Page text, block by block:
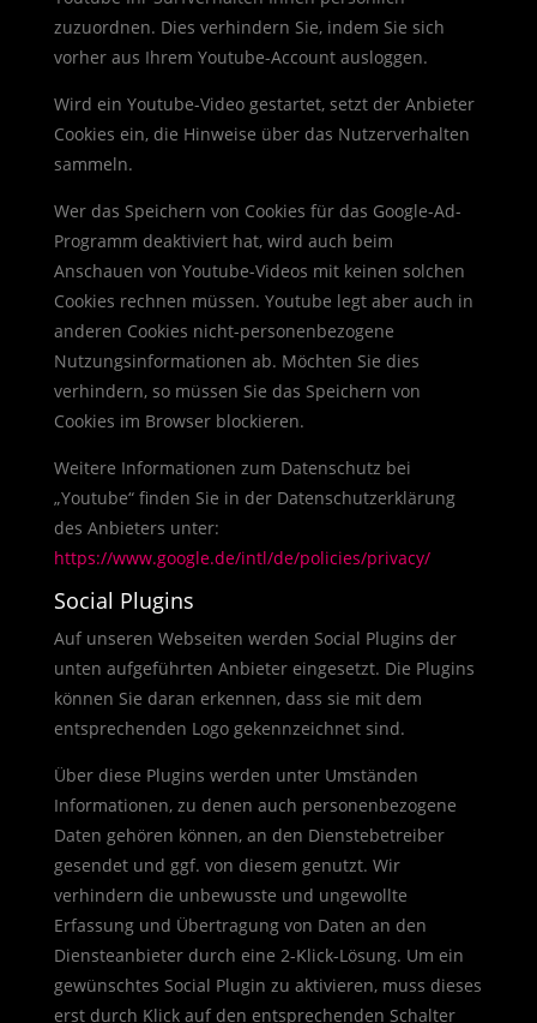
zuzuordnen. Dies verhindern Sie, indem Sie sich
vorher aus Ihrem Youtube-Account ausloggen.
Wird ein Youtube-Video gestartet, setzt der Anbieter
Cookies ein, die Hinweise über das Nutzerverhalten
sammeln.
Wer das Speichern von Cookies für das Google-Ad-
Programm deaktiviert hat, wird auch beim
Anschauen von Youtube-Videos mit keinen solchen
Cookies rechnen müssen. Youtube legt aber auch in
anderen Cookies nicht-personenbezogene
Nutzungsinformationen ab. Möchten Sie dies
verhindern, so müssen Sie das Speichern von
Cookies im Browser blockieren.
Weitere Informationen zum Datenschutz bei
„Youtube“ finden Sie in der Datenschutzerklärung
des Anbieters unter:
https://www.google.de/intl/de/policies/privacy/
Social Plugins
Auf unseren Webseiten werden Social Plugins der
unten aufgeführten Anbieter eingesetzt. Die Plugins
können Sie daran erkennen, dass sie mit dem
entsprechenden Logo gekennzeichnet sind.
Über diese Plugins werden unter Umständen
Informationen, zu denen auch personenbezogene
Daten gehören können, an den Dienstebetreiber
gesendet und ggf. von diesem genutzt. Wir
verhindern die unbewusste und ungewollte
Erfassung und Übertragung von Daten an den
Diensteanbieter durch eine 2-Klick-Lösung. Um ein
gewünschtes Social Plugin zu aktivieren, muss dieses
erst durch Klick auf den entsprechenden Schalter